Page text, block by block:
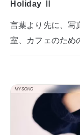
Holiday Ⅱ
言葉より先に、写
室、カフェのため